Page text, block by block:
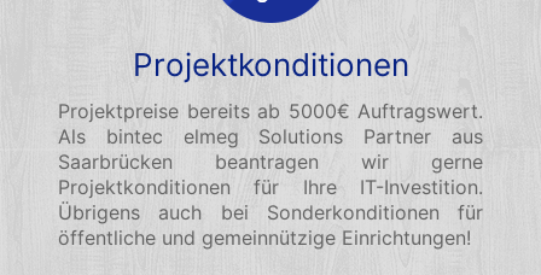
Projektkonditionen
Projektpreise bereits ab 5000€ Auftragswert.
Als bintec elmeg Solutions Partner aus
Saarbrücken beantragen wir gerne
Projektkonditionen für Ihre IT-Investition.
Übrigens auch bei Sonderkonditionen für
öffentliche und gemeinnützige Einrichtungen!